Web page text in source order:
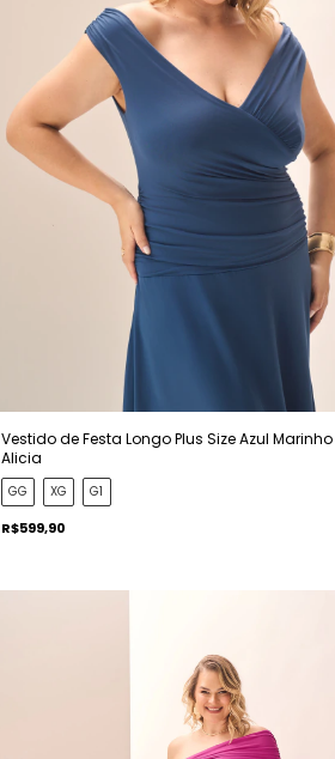
Vestido de Festa Longo Plus Size Azul Marinho
Alicia
GG XG G1
R$599,90